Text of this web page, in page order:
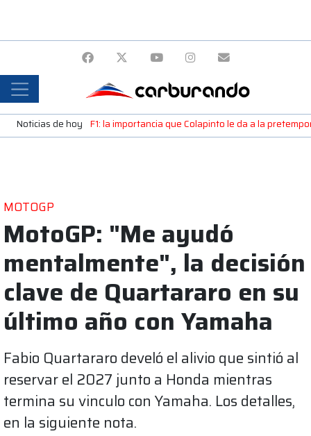
Noticias de hoy F1: la importancia que Colapinto le da a la
MOTOGP
MotoGP: "Me ayudó
mentalmente", la decisión
clave de Quartararo en su
último año con Yamaha
Fabio Quartararo develó el alivio que sintió al
reservar el 2027 junto a Honda mientras
termina su vinculo con Yamaha. Los detalles,
en la siguiente nota.